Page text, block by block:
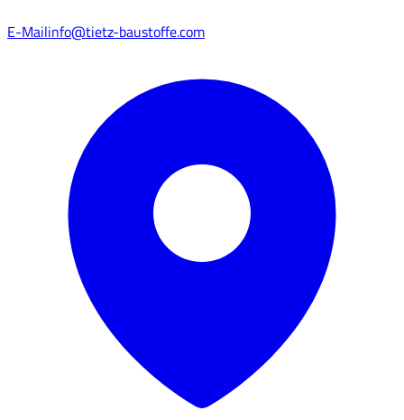
E-Mailinfo@tietz-baustoffe.com